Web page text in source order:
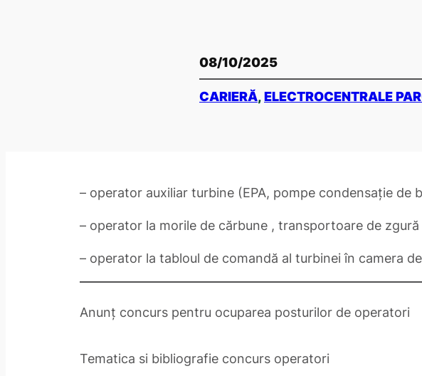
08/10/2025
CARIERĂ, ELECTROCENTRALE
– operator auxiliar turbine (EPA, pompe condensație de
– operator la morile de cărbune , transportoare de
– operator la tabloul de comandă al turbinei în camera
Anunț concurs pentru ocuparea posturilor de operatori
Tematica si bibliografie concurs operatori